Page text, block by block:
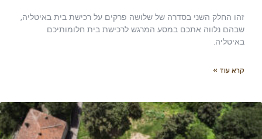
זהו החלק השני בסדרה של שלושה פרקים על רכישת בית באיטליה,
שבהם נלווה אתכם במסע המרגש לרכישת בית חלומותיכם
באיטליה.
קרא עוד »